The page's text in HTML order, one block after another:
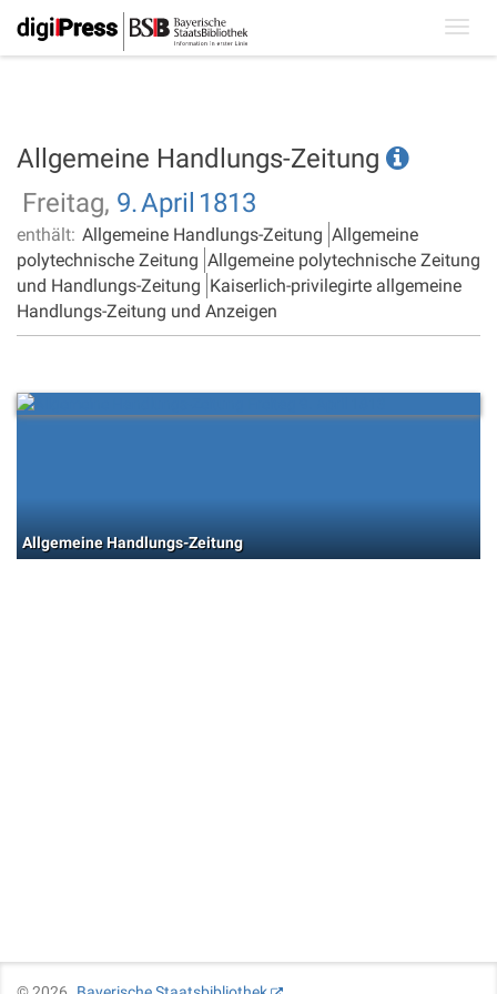
Allgemeine Handlungs-Zeitung
Freitag, 9.April 1813
enthält: Allgemeine Handlungs-Zeitung Allgemeine
polytechnische Zeitung Allgemeine polytechnische Zeitung
und Handlungs-Zeitung Kaiserlich-privilegirte allgemeine
Handlungs-Zeitung und Anzeigen
Allgemeine Handlungs-Zeitung